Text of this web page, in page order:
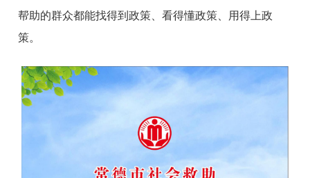
帮助的群众都能找得到政策、看得懂政策、用得上政
策。